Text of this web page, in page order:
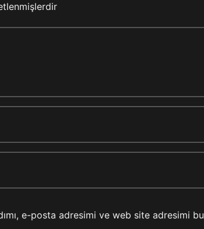
e-posta adresimi ve web site adresimi bu